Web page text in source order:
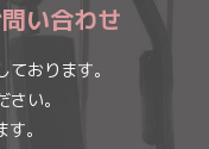
い合わせ
おります。
い。
。